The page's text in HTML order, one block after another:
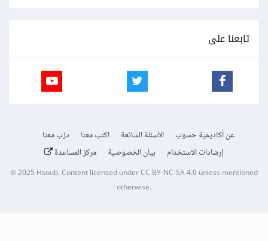
تابعنا على
عن أكاديمية حسوب الأسئلة الشائعة اكتب معنا
درّب معنا
إرشادات الاستخدام
بيان الخصوصية مركز المساعدة
© 2025 Hsoub.Content licensed underCC BY-NC-SA 4.0unless mentioned
otherwise.